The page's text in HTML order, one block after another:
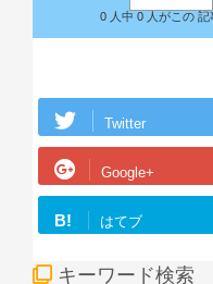
0 人中 0 人がこの 記
Twitter
Google+
B! はてブ
キーワード検索